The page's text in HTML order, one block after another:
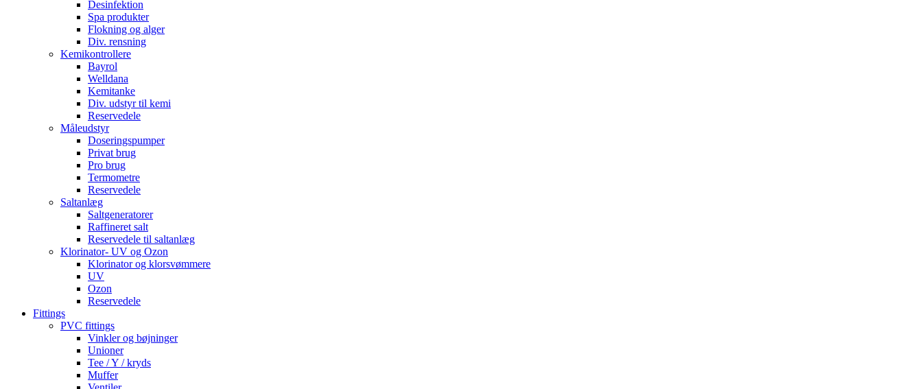
Desinfektion
Spa produkter
Flokning og alger
Div. rensning
Kemikontrollere
Bayrol
Welldana
Kemitanke
Div. udstyr til kemi
Reservedele
Måleudstyr
Doseringspumper
Privat brug
Pro brug
Termometre
Reservedele
Saltanlæg
Saltgeneratorer
Raffineret salt
Reservedele til saltanlæg
Klorinator- UV og Ozon
Klorinator og klorsvømmere
UV
Ozon
Reservedele
Fittings
PVC fittings
Vinkler og bøjninger
Unioner
Tee / Y / kryds
Muffer